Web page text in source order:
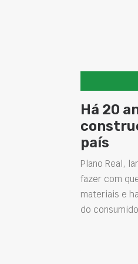
Há 20
país
Plano Real,
fazer com
materiais e
do